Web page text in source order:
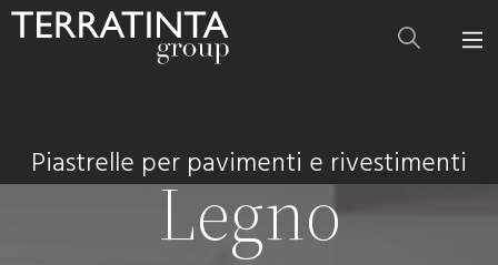
Piastrelle per pavimenti e rivestimenti
Legno